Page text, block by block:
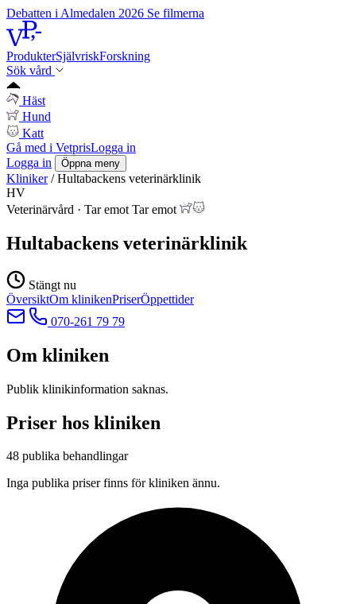
Debatten i Almedalen 2026 Se filmerna
ProdukterSjälvriskForskning
Sök vård
Häst
Hund
Katt
Gå med i VetprisLogga in
Logga in
Öppna meny
Kliniker / Hultabackens veterinärklinik
HV
Veterinärvård · Tar emot Tar emot
Hultabackens veterinärklinik
Stängt nu
ÖversiktOm klinikenPriserÖppettider
070-261 79 79
Om kliniken
Publik klinikinformation saknas.
Priser hos kliniken
48 publika behandlingar
Inga publika priser finns för kliniken ännu.